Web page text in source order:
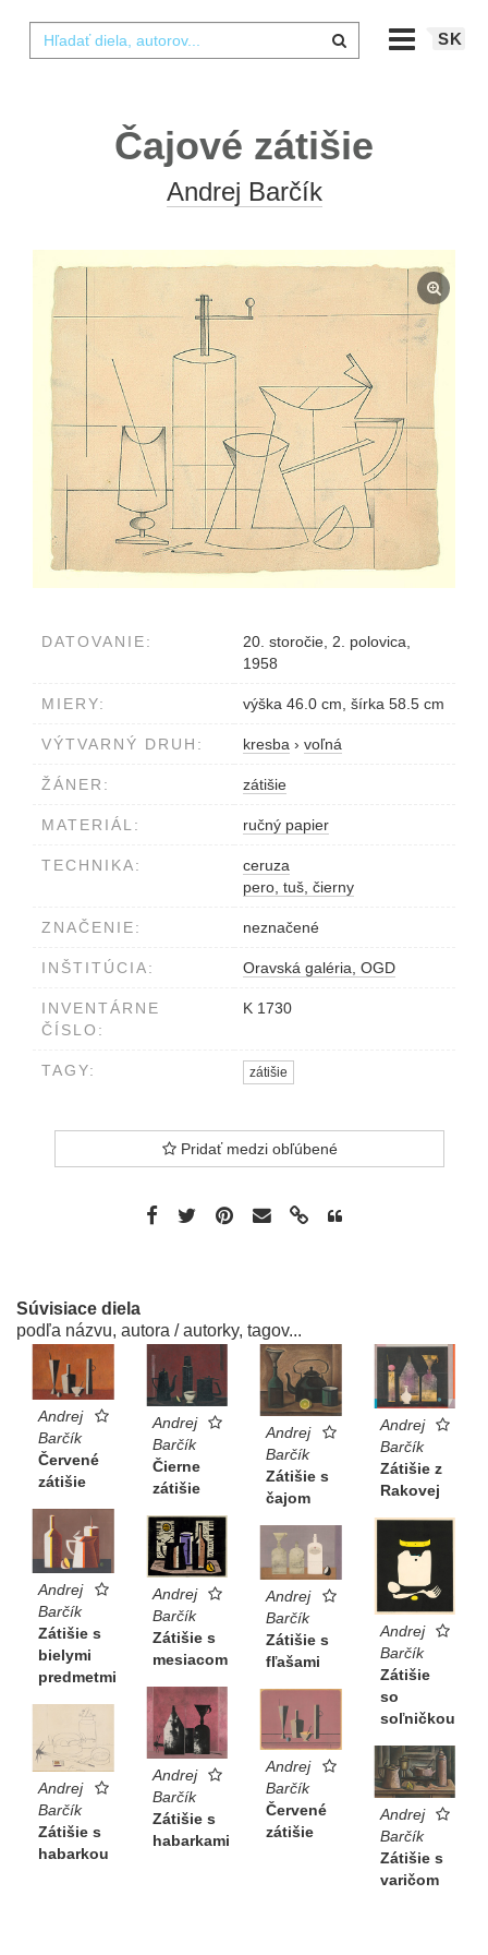
SK
Čajové zátišie
Andrej Barčík
DATOVANIE:
20. storočie, 2. polovica,
1958
MIERY: výška 46.0 cm, šírka 58.5 cm
VÝTVARNÝ DRUH: kresba › voľná
ŽÁNER: zátišie
MATERIÁL: ručný papier
TECHNIKA:
ceruza
pero, tuš, čierny
ZNAČENIE: neznačené
INŠTITÚCIA: Oravská galéria, OGD
INVENTÁRNE
ČÍSLO:
K 1730
TAGY: zátišie
Pridať medzi obľúbené
Súvisiace diela
podľa názvu, autora / autorky, tagov...
Andrej
Barčík
Červené
zátišie
Andrej
Barčík
Čierne
zátišie
Andrej
Barčík
Zátišie s
čajom
Andrej
Barčík
Zátišie z
Rakovej
Andrej
Barčík
Zátišie s
bielymi
predmetmi
Andrej
Barčík
Zátišie s
mesiacom
Andrej
Barčík
Zátišie
so
soľničkou
Andrej
Barčík
Zátišie s
fľašami
Andrej
Barčík
Zátišie s
habarkami
Andrej
Barčík
Červené
zátišie
Andrej
Barčík
Zátišie s
habarkou
Andrej
Barčík
Zátišie s
varičom